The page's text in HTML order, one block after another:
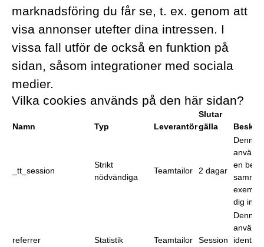
marknadsföring du får se, t. ex. genom att
visa annonser utefter dina intressen. I
vissa fall utför de också en funktion på
sidan, såsom integrationer med sociala
medier.
Vilka cookies används på den här sidan?
Namn Typ Leverantör
Slutar
gälla
_tt_session
Strikt
nödvändiga
Teamtailor 2 dagar
Denna
en
dig
referrer Statistik Teamtailor Session
Denna